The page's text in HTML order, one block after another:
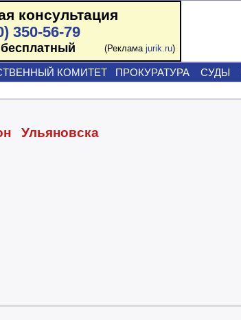
консультация
350-56-79
(Реклама jurik.ru)
КОМИТЕТ ПРОКУРАТУРА СУДЫ
Ульяновска